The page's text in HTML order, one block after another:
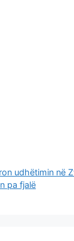
udhëtimin në
pa fjalë